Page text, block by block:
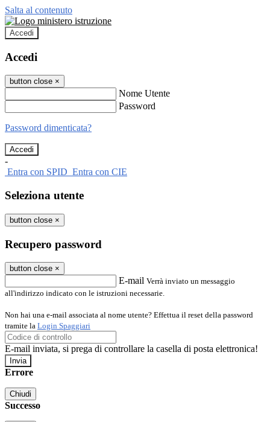
Salta al contenuto
Accedi
Accedi
button close ×
Nome Utente
Password
Password dimenticata?
-
Entra con SPID Entra con CIE
Seleziona utente
button close ×
Recupero password
button close ×
E-mail Verrà inviato un messaggio
all'indirizzo indicato con le istruzioni necessarie.
Non hai una e-mail associata al nome utente? Effettua il reset della password
tramite la Login Spaggiari
E-mail inviata, si prega di controllare la casella di posta elettronica!
Errore
Chiudi
Successo